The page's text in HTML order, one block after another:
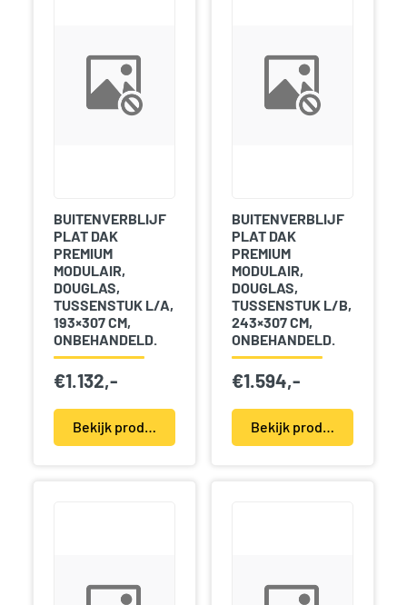
BUITENVERBLIJF
PLAT DAK
PREMIUM
MODULAIR,
DOUGLAS,
TUSSENSTUK L/A,
193×307 CM,
ONBEHANDELD.
€1.132,-
Bekijk product(en)
BUITENVERBLIJF
PLAT DAK
PREMIUM
MODULAIR,
DOUGLAS,
TUSSENSTUK L/B,
243×307 CM,
ONBEHANDELD.
€1.594,-
Bekijk product(en)